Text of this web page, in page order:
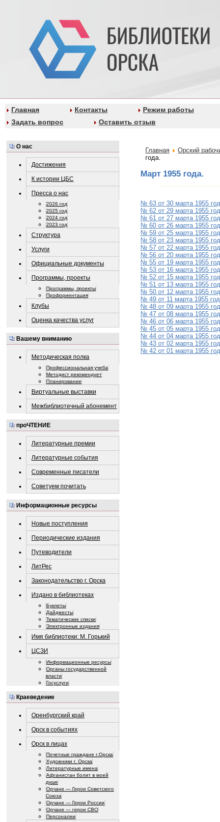
Главная Контакты
Режим работы
Задать вопрос
Оставить отзыв
О нас
Достижения
К истории ЦБС
Пресса о нас
2026 год
2025 год
2024 год
2023 год
Структура
Услуги
Официальные документы
Программы, проекты
Программы, проекты
Профориентация
Клубы
Оценка качества услуг
Вашему вниманию
Методическая полка
Профессиональная учеба
Методист рекомендует
Планирование
Виртуальные выставки
Межбиблиотечный абонемент
проЧТЕНИЕ
Литературные премии
Литературные события
Современные писатели
Советуем почитать
Информационные ресурсы
Новые поступления
Периодические издания
Путеводители
ЛитРес
Законодательство г. Орска
Издано в библиотеках
Буклеты
Дайджесты
Тематические списки
Электронные издания
Имя библиотеки: М. Горький
ЦСЗИ
Информационные ресурсы
Органы государственной
власти
Госуслуги
Краеведение
Оренбургский край
Орск в событиях
Орск в лицах
Почетные граждане г.Орска
Художники г. Орска
Литературные имена
Афганистан болит в моей
душе
Орчане — Герои Советского
Союза
Орчане — Герои России
Орчане — герои СВО
Персоналии
Главная
Орский
года.
Март 1955 года.
№ 63 от 30 марта 1955
№ 62 от 29 марта 1955
№ 61 от 27 марта 1955
№ 60 от 26 марта 1955
№ 59 от 25 марта 1955
№ 58 от 23 марта 1955
№ 57 от 22 марта 1955
№ 56 от 20 марта 1955
№ 55 от 19 марта 1955
№ 53 от 16 марта 1955
№ 52 от 15 марта 1955
№ 51 от 13 марта 1955
№ 50 от 12 марта 1955
№ 49 от 11 марта 1955
№ 48 от 09 марта 1955
№ 47 от 08 марта 1955
№ 46 от 06 марта 1955
№ 45 от 05 марта 1955
№ 44 от 04 марта 1955
№ 43 от 02 марта 1955
№ 42 от 01 марта 1955